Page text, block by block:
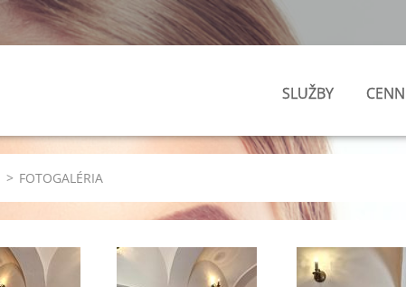
SLUŽBY
> FOTOGALÉRIA